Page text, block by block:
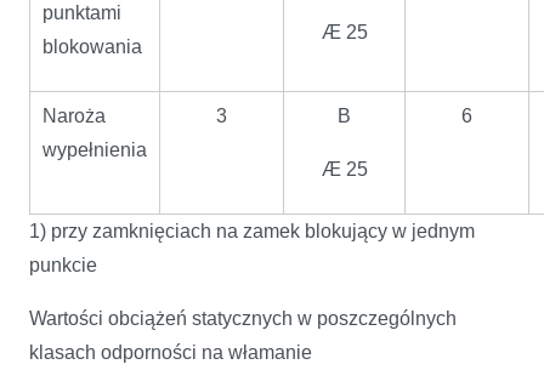
punktami
blokowania
Æ 25
Naroża
wypełnienia
3 B
Æ 25
6
1) przy zamknięciach na zamek blokujący w jednym
punkcie
Wartości obciążeń statycznych w poszczególnych
klasach odporności na włamanie